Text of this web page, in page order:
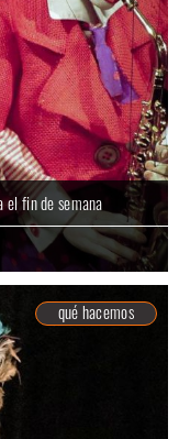
el fin de semana
qué hacemos